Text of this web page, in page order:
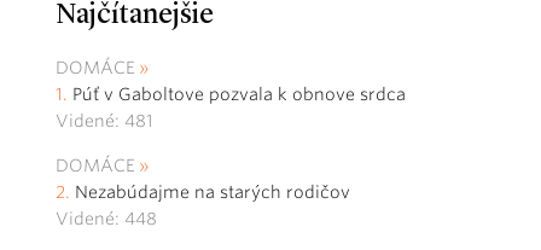
Najčítanejšie
DOMÁCE
Púť v Gaboltove pozvala k obnove srdca
Videné: 481
DOMÁCE
Nezabúdajme na starých rodičov
Videné: 448